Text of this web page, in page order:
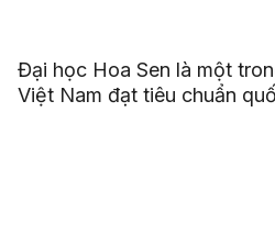
Đại học Hoa Sen là một
Việt Nam đạt tiêu chuẩn